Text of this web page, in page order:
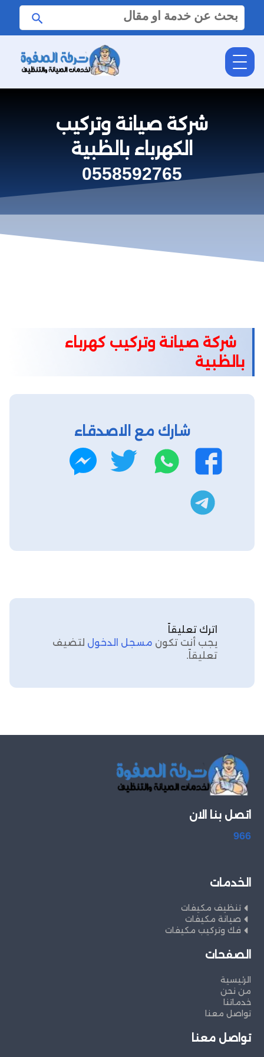
البحث
عن:
شركة صيانة وتركيب
الكهرباء بالظبية
0558592765
شركة صيانة وتركيب كهرباء
بالظبية
شارك مع الاصدقاء
فيسبوك واتساب تويتر
اترك تعليقاً
يجب أنت تكون مسجل الدخول لتضيف
تعليقاً.
اتصل بنا الان
966
الخدمات
تنظيف مكيفات
صيانة مكيفات
فك وتركيب مكيفات
الصفحات
الرئيسية
من نحن
خدماتنا
تواصل معنا
تواصل معنا